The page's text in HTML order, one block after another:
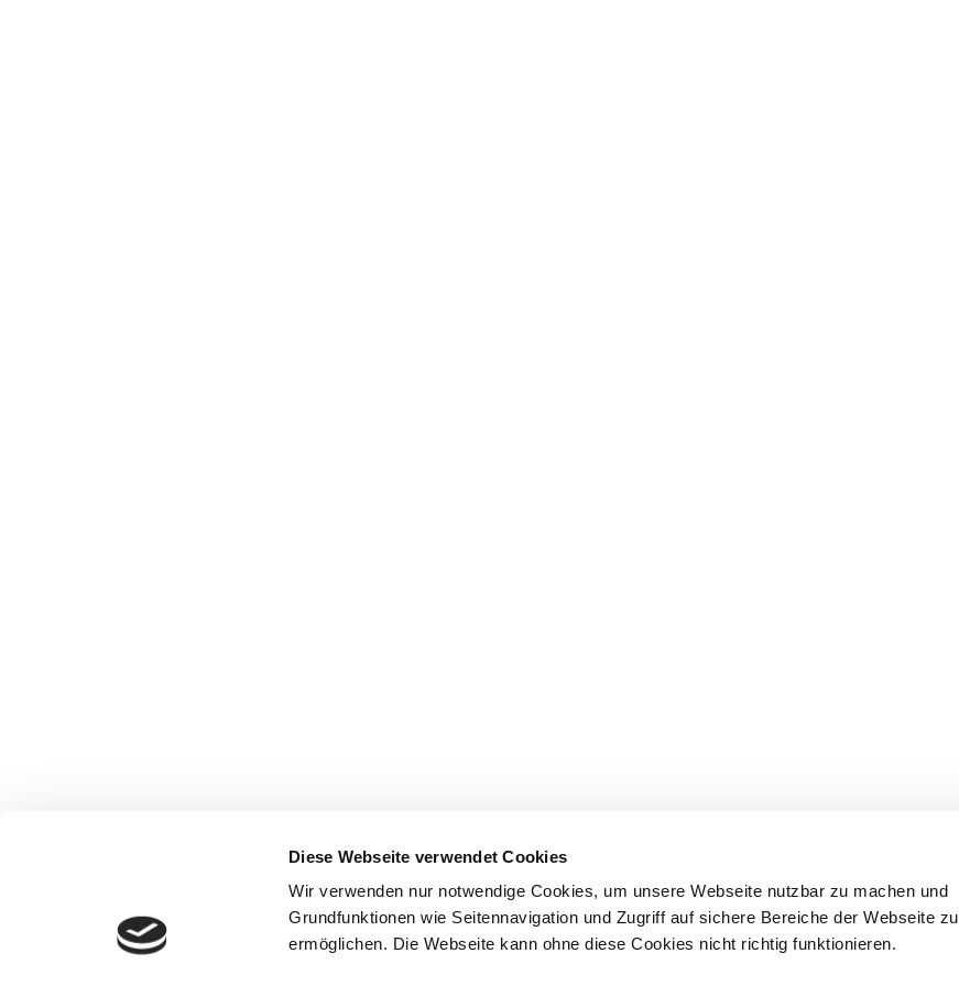
Diese Webseite verwendet Cookies
Wir verwenden nur notwendige Cookies, um unsere Webseite nutzbar zu machen und
Grundfunktionen wie Seitennavigation und Zugriff auf sichere Bereiche der Webseite zu
ermöglichen. Die Webseite kann ohne diese Cookies nicht richtig funktionieren.